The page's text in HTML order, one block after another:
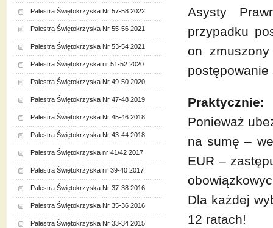
Asysty
przypadku
on
postępowanie
Praktycznie:
Ponieważ
na sumę –
EUR –
Dla każdej
12 ratach!
Palestra Świętokrzyska Nr 57-58 2022
Palestra Świętokrzyska Nr 55-56 2021
Palestra Świętokrzyska Nr 53-54 2021
Palestra Świętokrzyska nr 51-52 2020
Palestra Świętokrzyska Nr 49-50 2020
Palestra Świętokrzyska Nr 47-48 2019
Palestra Świętokrzyska Nr 45-46 2018
Palestra Świętokrzyska Nr 43-44 2018
Palestra Świętokrzyska nr 41/42 2017
Palestra Świętokrzyska nr 39-40 2017
Palestra Świętokrzyska Nr 37-38 2016
Palestra Świętokrzyska Nr 35-36 2016
Palestra Świętokrzyska Nr 33-34 2015